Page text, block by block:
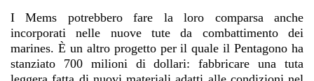
I Mems potrebbero fare la loro comparsa anche
incorporati nelle nuove tute da combattimento dei
marines. È un altro progetto per il quale il Pentagono ha
stanziato 700 milioni di dollari: fabbricare una tuta